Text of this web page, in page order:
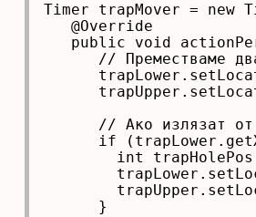
Timer trapMover = new
@Override
public void
// Преместваме
// Ако излязат
if
int
      }